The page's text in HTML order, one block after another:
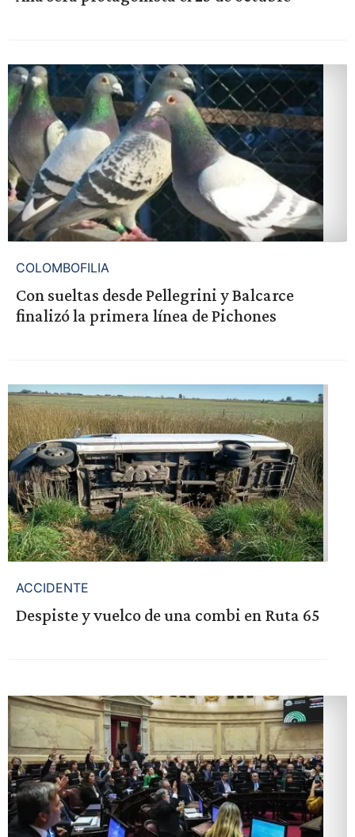
COLOMBOFILIA
Con sueltas desde Pellegrini y Balcarce
finalizó la primera línea de Pichones
ACCIDENTE
Despiste y vuelco de una combi en Ruta 65